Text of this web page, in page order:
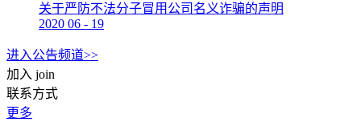
关于严防不法分子冒用公司名义诈骗的声明
2020 06 - 19
进入公告频道>>
加入 join
联系方式
更多